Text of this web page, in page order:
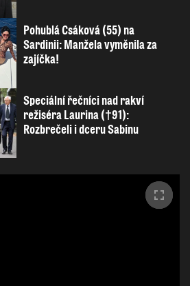
Pohublá Csáková (55) na
Sardinii: Manžela vyměnila za
zajíčka!
Speciální řečníci nad rakví
režiséra Laurina (†91):
Rozbrečeli i dceru Sabinu